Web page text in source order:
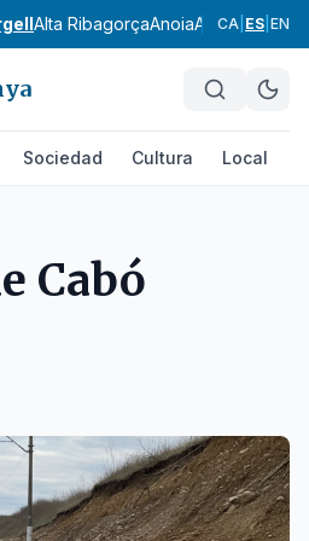
Alta RibagorçaAnoiaAranBages
CA ES EN
Sociedad Cultura Local
Cabó